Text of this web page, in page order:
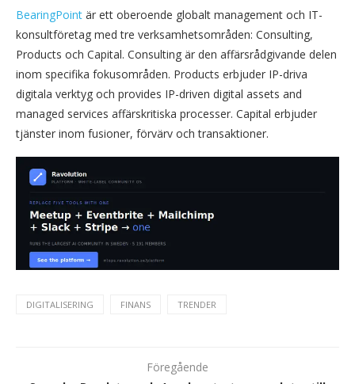
BearingPoint är ett oberoende globalt management och IT-
konsultföretag med tre verksamhetsområden: Consulting,
Products och Capital. Consulting är den affärsrådgivande delen
inom specifika fokusområden. Products erbjuder IP-driva
digitala verktyg och provides IP-driven digital assets and
managed services affärskritiska processer. Capital erbjuder
tjänster inom fusioner, förvärv och transaktioner.
DIGITALISERING FINANS TRENDER
Föregående